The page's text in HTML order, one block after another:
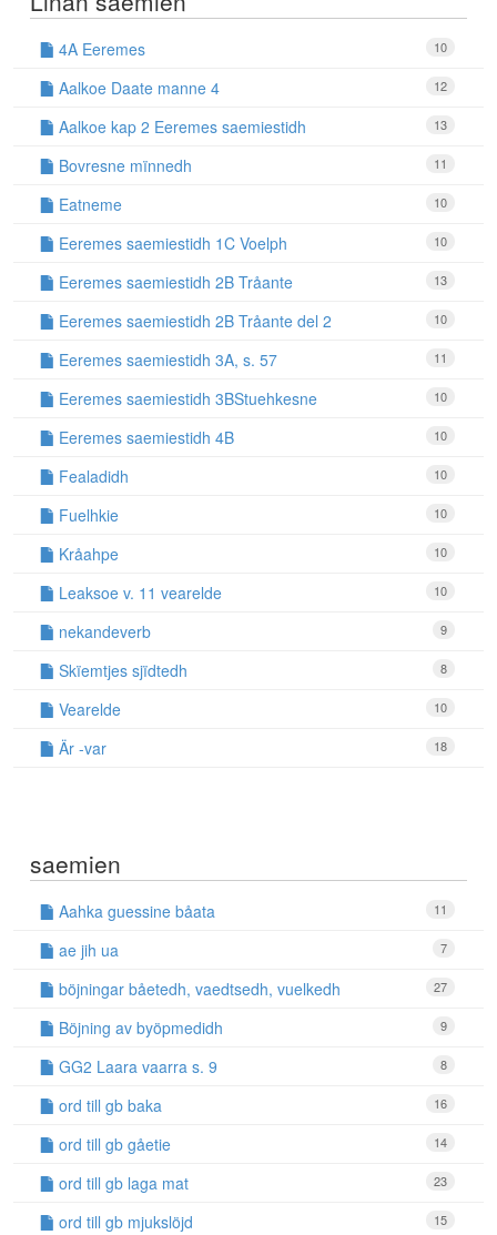
10
4A Eeremes
12
Aalkoe Daate manne 4
13
Aalkoe kap 2 Eeremes saemiestidh
11
Bovresne mïnnedh
10
Eatneme
10
Eeremes saemiestidh 1C Voelph
13
Eeremes saemiestidh 2B Tråante
10
Eeremes saemiestidh 2B Tråante del 2
11
Eeremes saemiestidh 3A, s. 57
10
Eeremes saemiestidh 3BStuehkesne
10
Eeremes saemiestidh 4B
10
Fealadidh
10
Fuelhkie
10
Kråahpe
10
Leaksoe v. 11 vearelde
9
nekandeverb
8
Skïemtjes sjïdtedh
10
Vearelde
18
Är -var
saemien
11
Aahka guessine båata
7
ae jih ua
27
böjningar båetedh, vaedtsedh, vuelkedh
9
Böjning av byöpmedidh
8
GG2 Laara vaarra s. 9
16
ord till gb baka
14
ord till gb gåetie
23
ord till gb laga mat
15
ord till gb mjukslöjd